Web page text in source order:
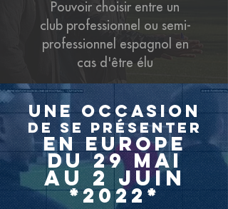
Pouvoir choisir entre un
club professionnel ou semi-
professionnel espagnol en
cas d'être élu
une occasion
de se présenter
enEurope
DU 29 MAI
au 2 juin
*2022*